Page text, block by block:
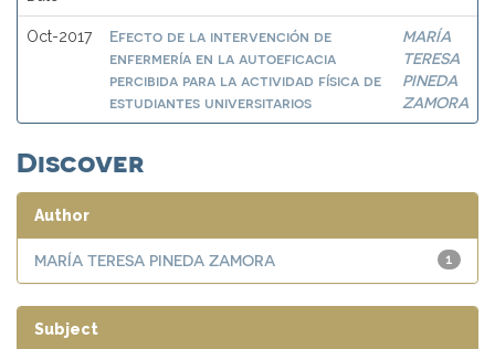
Oct-2017
Efecto de la intervención de
enfermería en la autoeficacia
percibida para la actividad física de
estudiantes universitarios
MARÍA
TERESA
PINEDA
ZAMORA
Discover
Author
1
MARÍA TERESA PINEDA ZAMORA
Subject